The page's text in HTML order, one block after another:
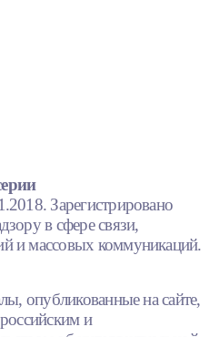
Зарегистрировано
в сфере связи,
и массовых коммуникаций.
опубликованные на сайте,
и